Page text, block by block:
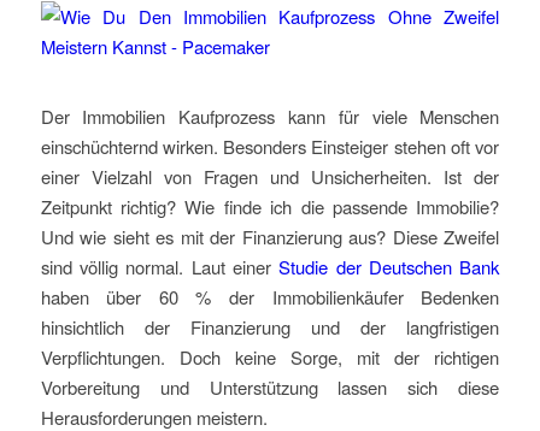
Der Immobilien Kaufprozess kann für viele Menschen
einschüchternd wirken. Besonders Einsteiger stehen oft vor
einer Vielzahl von Fragen und Unsicherheiten. Ist der
Zeitpunkt richtig? Wie finde ich die passende Immobilie?
Und wie sieht es mit der Finanzierung aus? Diese Zweifel
sind völlig normal. Laut einerStudie der Deutschen Bank
haben über 60 % der Immobilienkäufer Bedenken
hinsichtlich der Finanzierung und der langfristigen
Verpflichtungen. Doch keine Sorge, mit der richtigen
Vorbereitung und Unterstützung lassen sich diese
Herausforderungen meistern.